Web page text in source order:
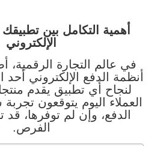
أهمية التكامل بين
الإلكتروني
في عالم التجارة الرقمية،
أنظمة الدفع الإلكتروني أحد
لنجاح أي تطبيق يقدم
العملاء اليوم يتوقعون
الدفع، وإن لم توفرها، قد
الفرص.